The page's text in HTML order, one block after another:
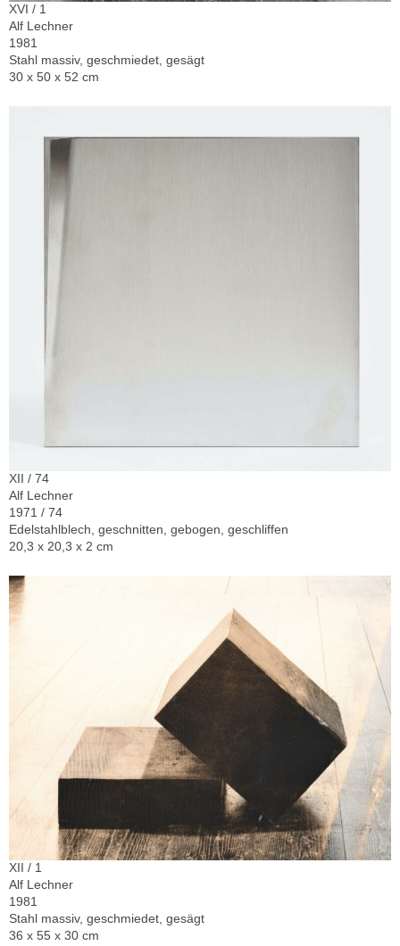
XVI / 1
Alf Lechner
1981
Stahl massiv, geschmiedet, gesägt
30 x 50 x 52 cm
XII / 74
Alf Lechner
1971 / 74
Edelstahlblech, geschnitten, gebogen, geschliffen
20,3 x 20,3 x 2 cm
XII / 1
Alf Lechner
1981
Stahl massiv, geschmiedet, gesägt
36 x 55 x 30 cm